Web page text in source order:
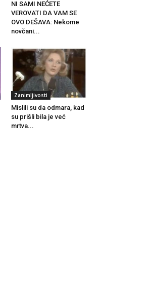
NI SAMI NEĆETE
VEROVATI DA VAM SE
OVO DEŠAVA: Nekome
novčani...
Zanimljivosti
Mislili su da odmara, kad
su prišli bila je već
mrtva...